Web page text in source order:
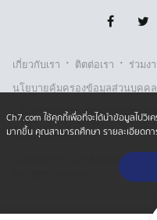
“ซุปเปอร์เล็ก” ยืนยันกลับม
ติดตามONE
https://
ช่องทางถ่ายทอดสด
- YOUTUBE :https://
เกี่ยวกับเรา · ติตต่อเรา · ร่วมง
นโยบายคุ้มครองข้อมูลส่วนบุคคล
นโยบายคุ้มครองข้อมูลส่วนบุคคล
รับเรื่องร้องเรียน
Copyright © 2026 Bangkok
Ch7.com ใช้คุกกี้เพื่อที่จะได้นำข้อมูลไปวิ
มากขึ้น คุณสามารถศึกษา รายละเอียดกา